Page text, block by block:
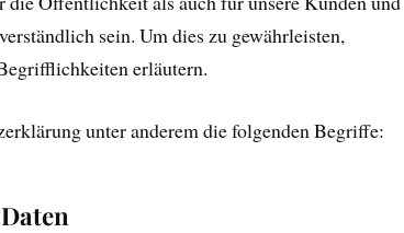
sein. Um dies zu gewährleisten,
erläutern.
unter anderem die folgenden Begriffe: